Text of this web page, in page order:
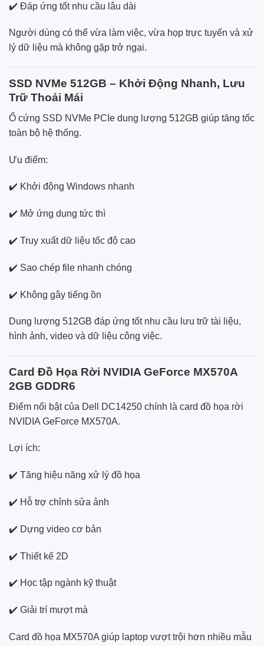
✔️ Đáp ứng tốt nhu cầu lâu dài
Người dùng có thể vừa làm việc, vừa họp trực tuyến và xử
lý dữ liệu mà không gặp trở ngại.
SSD NVMe 512GB – Khởi Động Nhanh, Lưu
Trữ Thoải Mái
Ổ cứng SSD NVMe PCIe dung lượng 512GB giúp tăng tốc
toàn bộ hệ thống.
Ưu điểm:
✔️ Khởi động Windows nhanh
✔️ Mở ứng dụng tức thì
✔️ Truy xuất dữ liệu tốc độ cao
✔️ Sao chép file nhanh chóng
✔️ Không gây tiếng ồn
Dung lượng 512GB đáp ứng tốt nhu cầu lưu trữ tài liệu,
hình ảnh, video và dữ liệu công việc.
Card Đồ Họa Rời NVIDIA GeForce MX570A
2GB GDDR6
Điểm nổi bật của Dell DC14250 chính là card đồ họa rời
NVIDIA GeForce MX570A.
Lợi ích:
✔️ Tăng hiệu năng xử lý đồ họa
✔️ Hỗ trợ chỉnh sửa ảnh
✔️ Dựng video cơ bản
✔️ Thiết kế 2D
✔️ Học tập ngành kỹ thuật
✔️ Giải trí mượt mà
Card đồ họa MX570A giúp laptop vượt trội hơn nhiều mẫu